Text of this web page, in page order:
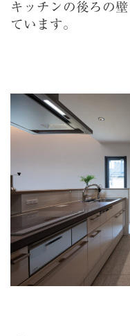
キッチンの後ろの
ています。